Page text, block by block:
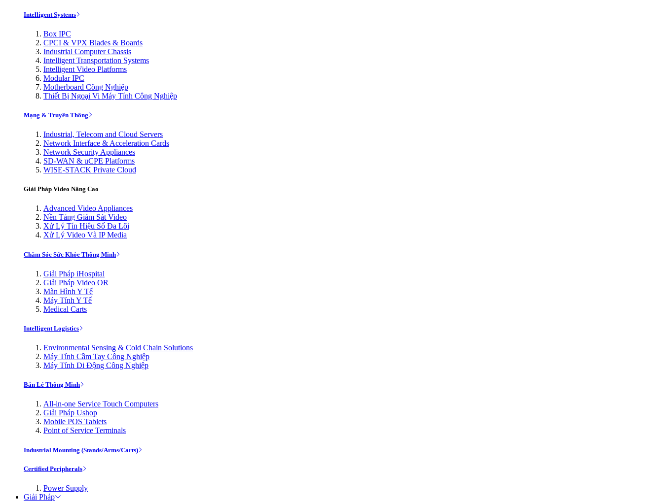
Intelligent Systems
Box IPC
CPCI & VPX Blades & Boards
Industrial Computer Chassis
Intelligent Transportation Systems
Intelligent Video Platforms
Modular IPC
Motherboard Công Nghiệp
Thiết Bị Ngoại Vi Máy Tính Công Nghiệp
Mạng & Truyền Thông
Industrial, Telecom and Cloud Servers
Network Interface & Acceleration Cards
Network Security Appliances
SD-WAN & uCPE Platforms
WISE-STACK Private Cloud
Giải Pháp Video Nâng Cao
Advanced Video Appliances
Nền Tảng Giám Sát Video
Xử Lý Tín Hiệu Số Đa Lõi
Xử Lý Video Và IP Media
Chăm Sóc Sức Khỏe Thông Minh
Giải Pháp iHospital
Giải Pháp Video OR
Màn Hình Y Tế
Máy Tính Y Tế
Medical Carts
Intelligent Logistics
Environmental Sensing & Cold Chain Solutions
Máy Tính Cầm Tay Công Nghiệp
Máy Tính Di Động Công Nghiệp
Bán Lẻ Thông Minh
All-in-one Service Touch Computers
Giải Pháp Ushop
Mobile POS Tablets
Point of Service Terminals
Industrial Mounting (Stands/Arms/Carts)
Certified Peripherals
Power Supply
Giải Pháp